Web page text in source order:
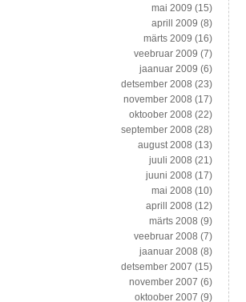
mai 2009 (15)
aprill 2009 (8)
märts 2009 (16)
veebruar 2009 (7)
jaanuar 2009 (6)
detsember 2008 (23)
november 2008 (17)
oktoober 2008 (22)
september 2008 (28)
august 2008 (13)
juuli 2008 (21)
juuni 2008 (17)
mai 2008 (10)
aprill 2008 (12)
märts 2008 (9)
veebruar 2008 (7)
jaanuar 2008 (8)
detsember 2007 (15)
november 2007 (6)
oktoober 2007 (9)